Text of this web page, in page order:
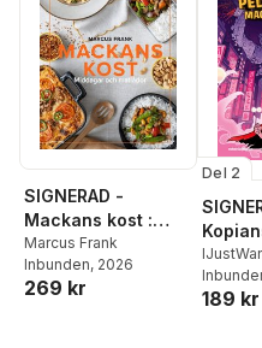
SIGNERAD -
Mackans kost :
Middagar och
matlådor
Marcus Frank
Inbunden, 2026
269 kr
Del 2
Joel
Ejdemo
189 kr